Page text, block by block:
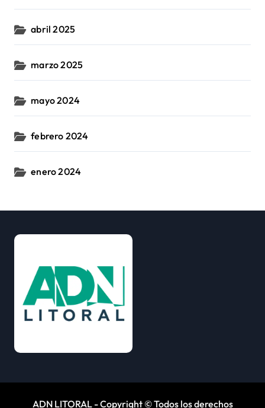
abril 2025
marzo 2025
mayo 2024
febrero 2024
enero 2024
ADN LITORAL - Copyright © Todos los derechos